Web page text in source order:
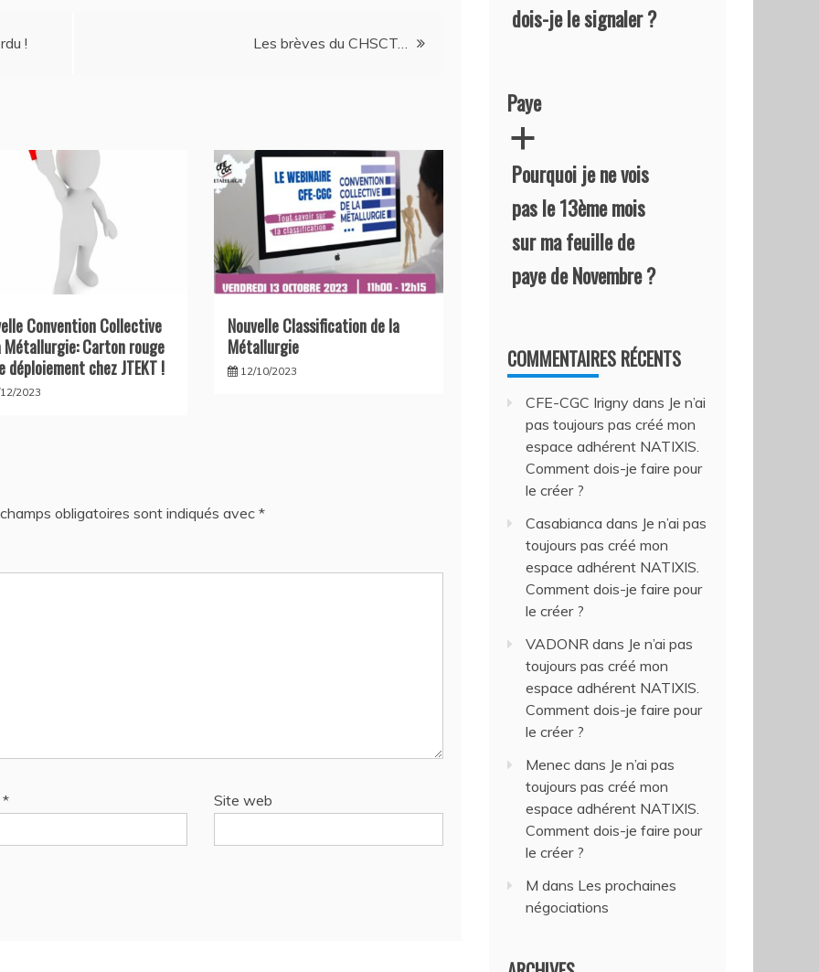
! Les brèves du CHSCT…
Convention Collective
Métallurgie: Carton rouge
déploiement chez JTEKT !
2023
Nouvelle Classification de la
Métallurgie
12/10/2023
obligatoires sont indiqués avec *
* Site web
dois-je le signaler ?
Paye
a
Pourquoi je ne vois
pas le 13ème mois
sur ma feuille de
paye de Novembre ?
COMMENTAIRES RÉCENTS
CFE-CGC Irigny dans Je n’ai
pas toujours pas créé mon
espace adhérent NATIXIS.
Comment dois-je faire pour
le créer ?
Casabianca dans Je n’ai pas
toujours pas créé mon
espace adhérent NATIXIS.
Comment dois-je faire pour
le créer ?
VADONR dans Je n’ai pas
toujours pas créé mon
espace adhérent NATIXIS.
Comment dois-je faire pour
le créer ?
Menec dans Je n’ai pas
toujours pas créé mon
espace adhérent NATIXIS.
Comment dois-je faire pour
le créer ?
M dans Les prochaines
négociations